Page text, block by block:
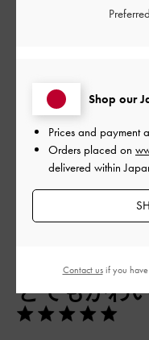
フィルター
とてもかわ
Shop our
Prices and payment
Orders placed on
delivered within
Contact usif you have